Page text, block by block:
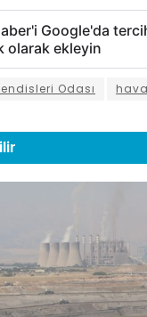
Google'da
olarak ekleyin
Odası